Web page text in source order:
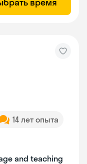
14 лет опыта
and teaching